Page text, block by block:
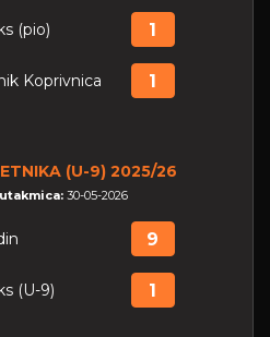
(pio) 1
Koprivnica 1
(U-9) 2025/26
30-05-2026
9
(U-9) 1